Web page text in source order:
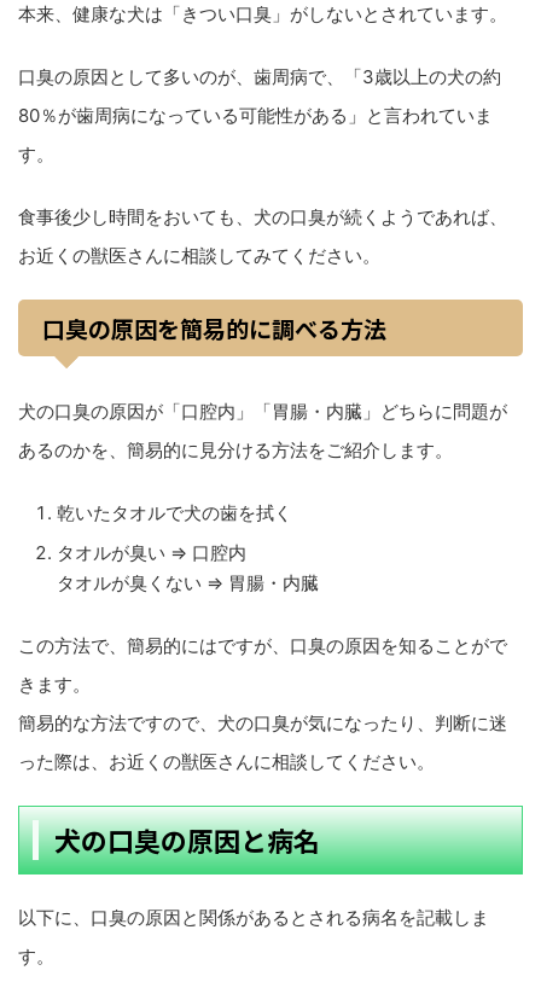
本来、健康な犬は「きつい口臭」がしないとされています。
口臭の原因として多いのが、歯周病で、「3歳以上の犬の約
80％が歯周病になっている可能性がある」と言われていま
す。
食事後少し時間をおいても、犬の口臭が続くようであれば、
お近くの獣医さんに相談してみてください。
口臭の原因を簡易的に調べる方法
犬の口臭の原因が「口腔内」「胃腸・内臓」どちらに問題が
あるのかを、簡易的に見分ける方法をご紹介します。
乾いたタオルで犬の歯を拭く
タオルが臭い ⇒ 口腔内
タオルが臭くない ⇒ 胃腸・内臓
この方法で、簡易的にはですが、口臭の原因を知ることがで
きます。
簡易的な方法ですので、犬の口臭が気になったり、判断に迷
った際は、お近くの獣医さんに相談してください。
犬の口臭の原因と病名
以下に、口臭の原因と関係があるとされる病名を記載しま
す。